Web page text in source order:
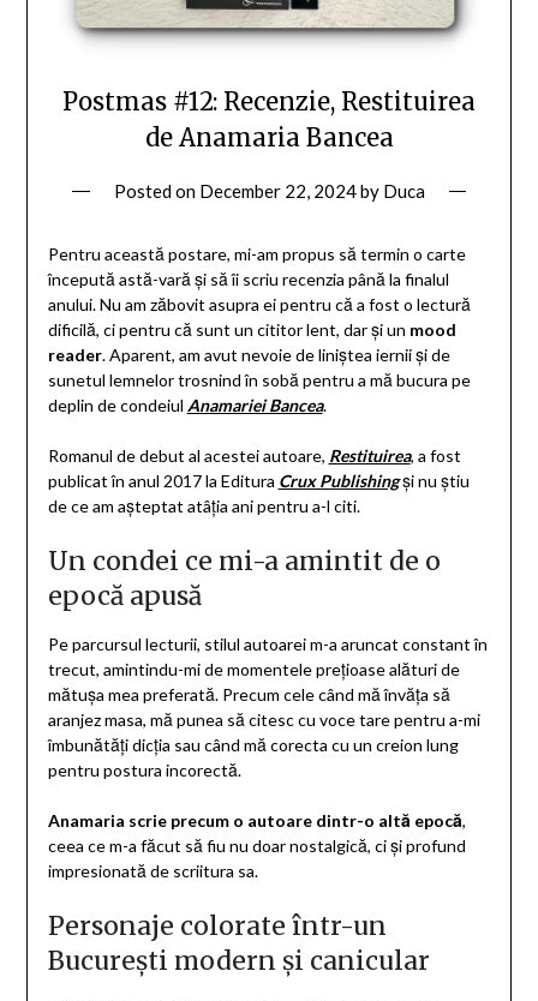
Postmas #12: Recenzie, Restituirea
de Anamaria Bancea
Posted on December 22, 2024by Duca
Pentru această postare, mi-am propus să termin o carte
începută astă-vară și să îi scriu recenzia până la finalul
anului. Nu am zăbovit asupra ei pentru că a fost o lectură
dificilă, ci pentru că sunt un cititor lent, dar și un mood
reader. Aparent, am avut nevoie de liniștea iernii și de
sunetul lemnelor trosnind în sobă pentru a mă bucura pe
deplin de condeiul Anamariei Bancea.
Romanul de debut al acestei autoare, Restituirea, a fost
publicat în anul 2017 la Editura Crux Publishingși nu știu
de ce am așteptat atâția ani pentru a-l citi.
Un condei ce mi-a amintit de o
epocă apusă
Pe parcursul lecturii, stilul autoarei m-a aruncat constant în
trecut, amintindu-mi de momentele prețioase alături de
mătușa mea preferată. Precum cele când mă învăța să
aranjez masa, mă punea să citesc cu voce tare pentru a-mi
îmbunătăți dicția sau când mă corecta cu un creion lung
pentru postura incorectă.
Anamaria scrie precum o autoare dintr-o altă epocă,
ceea ce m-a făcut să fiu nu doar nostalgică, ci și profund
impresionată de scriitura sa.
Personaje colorate într-un
București modern și canicular